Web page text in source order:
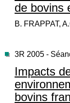
de bovins
B. FRAPPAT,
3R 2005 -
Impacts
bovins